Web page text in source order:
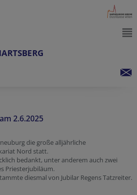
2.6.2025
die große alljährliche
Nord statt.
bedankt, unter anderem auch zwei
Priesterjubiläum.
diesmal von Jubilar Regens Tatzreiter.